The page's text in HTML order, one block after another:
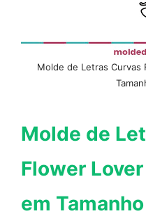
Molde de Letras Curvas
Molde de
Flower
em